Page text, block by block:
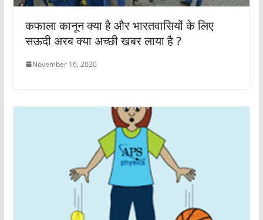
कफाला कानून क्या है और भारतवासियों के लिए
सऊदी अरब क्या अच्छी खबर लाया है ?
November 16, 2020